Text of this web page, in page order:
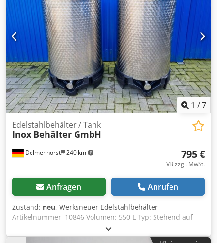
1 /7
Delmenhorst 240 km
Edelstahlbehälter / Tank
Inox Behälter GmbH
795 €
VB zzgl. MwSt.
Anfragen Anrufen
Zustand: neu, Werksneuer Edelstahlbehälter
Artikelnummer: 10846 Volumen: 550 L Typ: Stehend auf
Kunststoffpalette Material (medienberührt): Edelstahl V2A /
AISI 304 Zahl der Fixierungen: Kunststoffpalette Boden: